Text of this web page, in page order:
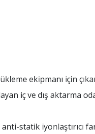
ekipmanı için
iç ve dış aktarma
statik iyonlaştırıcı